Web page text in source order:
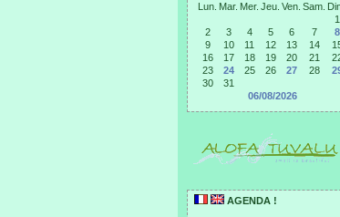
Lun. Mar. Mer. Jeu. Ven. Sam.
1
2
3 4 5 6 7
8
9
10 11 12 13 14
16
17 18 19 20 21
23
24 25 26 27 28
30
31
06/08/2026
AGENDA !